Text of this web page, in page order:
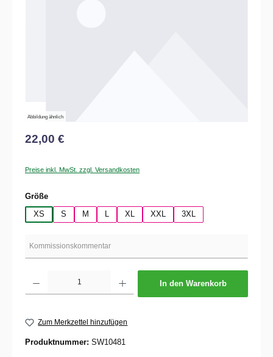
Abbildung ähnlich
22,00 €
Preise inkl. MwSt. zzgl. Versandkosten
Größeauswählen
XS
S M L XL XXL 3XL
In den Warenkorb
Zum Merkzettel hinzufügen
Produktnummer: SW10481